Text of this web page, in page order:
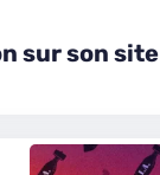
sur son site